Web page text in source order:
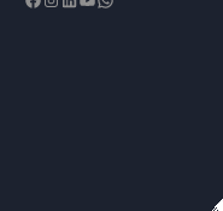
Facebook
Instagram
LinkedIn
YouTube
WhatsApp